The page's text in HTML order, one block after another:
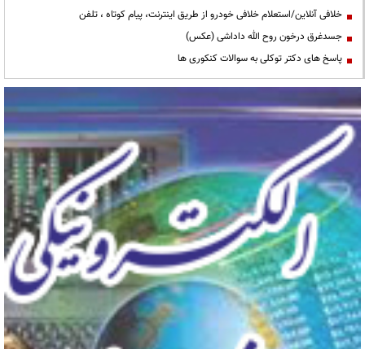
خلافی آنلاین/استعلام خلافی خودرو از طریق اینترنت، پیام کوتاه ، تلفن
جسدغرق درخون روح الله داداشی (عکس)
پاسخ های دکتر توکلی به سوالات کنکوری ها